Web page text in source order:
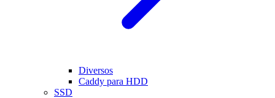
Diversos
Caddy para HDD
SSD